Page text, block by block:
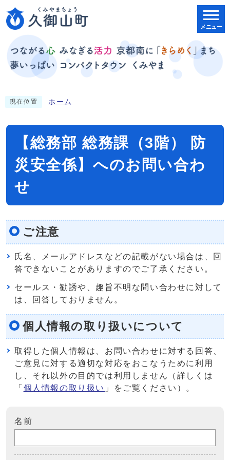
メニュー
現在位置 ホーム
【総務部 総務課（3階） 防
災安全係】へのお問い合わ
せ
ご注意
氏名、メールアドレスなどの記載がない場合は、回
答できないことがありますのでご了承ください。
セールス・勧誘や、趣旨不明な問い合わせに対して
は、回答しておりません。
個人情報の取り扱いについて
取得した個人情報は、お問い合わせに対する回答、
ご意見に対する適切な対応をおこなうために利用
し、それ以外の目的では利用しません（詳しくは
「 個人情報の取り扱い 」をご覧ください）。
名前